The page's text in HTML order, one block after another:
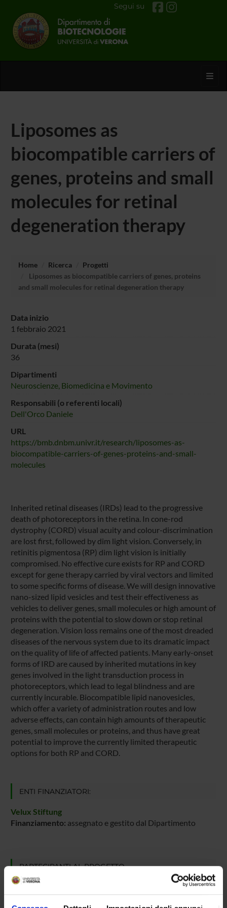
Segui su
Liposomes as
biocompatible carriers of
genes, proteins and small
molecules for retinal
degeneration therapy
Home Ricerca
Progetti
Liposomes as biocompatible carriers of genes, proteins
and small molecules for retinal degeneration therapy
Data inizio
1 febbraio 2021
Durata (mesi)
36
Dipartimenti
Neuroscienze, Biomedicina e Movimento
Responsabili (o referenti locali)
Dell'Orco Daniele
URL
https://bmb.dnbm.univr.it/research/liposomes-as-
biocompatible-carriers-of-genes-proteins-and-small-
molecules
Inherited retinal diseases (IRDs) lead to the progressive
death of photoreceptors in the retina. In cone-rod
dystrophy (CORD) visual acuity and colour-discrimination
are lost first, followed by dim light vision. Conversely, in
retinitis pigmentosa (RP) dim light vision is initially
compromised. No effective cure exists for RP and CORD
except for gene therapy carried by viral vectors and limited
to some specific forms of disease. We will design innovative
nano-sized lipid vesicles and test their effectiveness as
vehicles to deliver genes, small molecules or high amount of
proteins with the potential to slow down or stop retinal
degeneration. Vision loss remains one of the most dreaded
diseases of the nervous system due to its dramatic impact
on the quality of life of affected patients. Many early-onset
forms of IRD are caused by inherited mutations in key
genes involved in the light transduction process in
photoreceptors, which lead to legal blindness and are
currently incurable. Biocompatible lipid nanovesicles,
which offer a variety of administration routes and low
adverse effects, can contain high amounts of therapeutic
genes, small molecules or proteins, and thus have great
potential to improve the currently limited therapeutic
options for both RP and CORD.
ENTI FINANZIATORI:
Velux Stiftung
Finanziamento: assegnato e gestito dal Dipartimento
PARTECIPANTI AL PROGETTO
Sabrina Asteriti
Anna Avesani